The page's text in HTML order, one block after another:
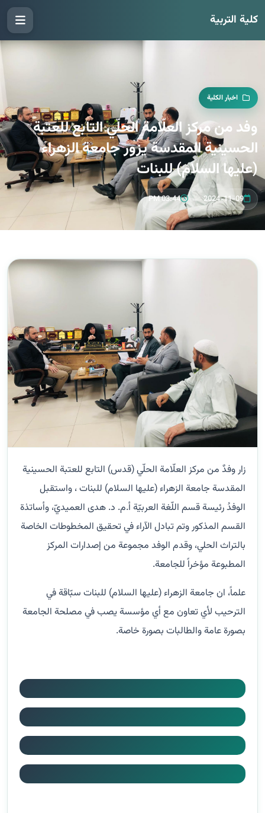
كلية التربية
اخبار الكلية
وفد من مركز العلّامة الحلّي التابع للعتبة
الحسينية المقدسة يزور جامعة الزهراء
(عليها السلام) للبنات
2024-11-09
03:44 PM
زار وفدٌ من مركز العلّامة الحلّي (قدس) التابع للعتبة الحسينية
المقدسة جامعة الزهراء (عليها السلام) للبنات ، واستقبل
الوفدُ رئيسة قسم اللّغة العربيّة أ.م. د. هدى العميديّ، وأساتذة
القسم المذكور وتم تبادل الآراء في تحقيق المخطوطات الخاصة
بالتراث الحلي، وقدم الوفد مجموعة من إصدارات المركز
المطبوعة مؤخراً للجامعة.
علماً، ان جامعة الزهراء (عليها السلام) للبنات سبّاقة في
الترحيب لأي تعاون مع أي مؤسسة يصب في مصلحة الجامعة
بصورة عامة والطالبات بصورة خاصة.